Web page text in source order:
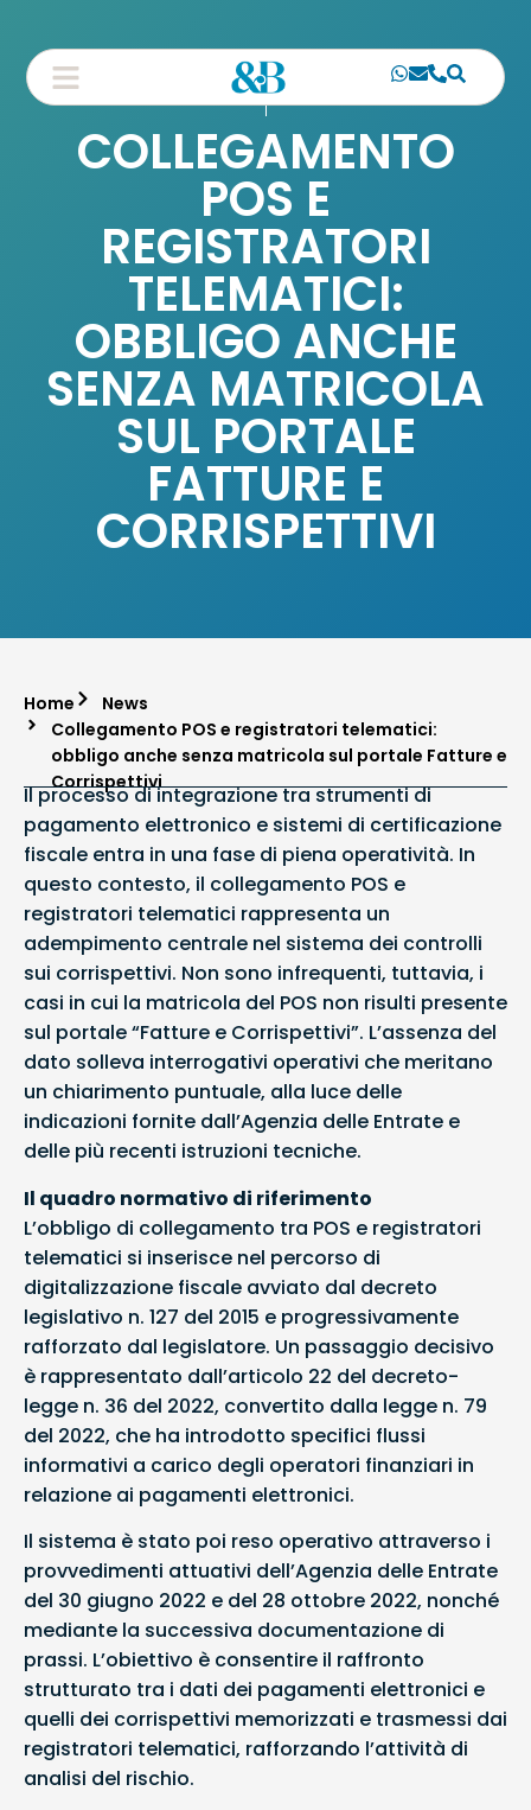
COLLEGAMENTO
POS E
REGISTRATORI
TELEMATICI:
OBBLIGO ANCHE
SENZA MATRICOLA
SUL PORTALE
FATTURE E
CORRISPETTIVI
Home
News
Collegamento POS e registratori telematici:
obbligo anche senza matricola sul portale Fatture e
Corrispettivi
Il processo di integrazione tra strumenti di
pagamento elettronico e sistemi di certificazione
fiscale entra in una fase di piena operatività. In
questo contesto, il collegamento POS e
registratori telematici rappresenta un
adempimento centrale nel sistema dei controlli
sui corrispettivi. Non sono infrequenti, tuttavia, i
casi in cui la matricola del POS non risulti presente
sul portale “Fatture e Corrispettivi”. L’assenza del
dato solleva interrogativi operativi che meritano
un chiarimento puntuale, alla luce delle
indicazioni fornite dall’Agenzia delle Entrate e
delle più recenti istruzioni tecniche.
Il quadro normativo di riferimento
L’obbligo di collegamento tra POS e registratori
telematici si inserisce nel percorso di
digitalizzazione fiscale avviato dal decreto
legislativo n. 127 del 2015 e progressivamente
rafforzato dal legislatore. Un passaggio decisivo
è rappresentato dall’articolo 22 del decreto-
legge n. 36 del 2022, convertito dalla legge n. 79
del 2022, che ha introdotto specifici flussi
informativi a carico degli operatori finanziari in
relazione ai pagamenti elettronici.
Il sistema è stato poi reso operativo attraverso i
provvedimenti attuativi dell’Agenzia delle Entrate
del 30 giugno 2022 e del 28 ottobre 2022, nonché
mediante la successiva documentazione di
prassi. L’obiettivo è consentire il raffronto
strutturato tra i dati dei pagamenti elettronici e
quelli dei corrispettivi memorizzati e trasmessi dai
registratori telematici, rafforzando l’attività di
analisi del rischio.